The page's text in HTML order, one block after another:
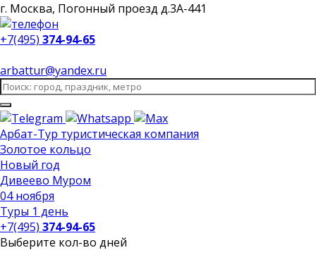
г. Москва, Погонный проезд д.3А-441
+7(495) 374-94-65
arbattur@yandex.ru
Арбат-Тур туристическая компания
Золотое кольцо
Новый год
Дивеево Муром
04 ноября
Туры 1 день
+7(495) 374-94-65
Выберите кол-во дней